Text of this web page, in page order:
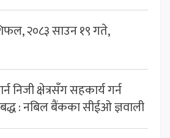
२०८३ साउन १९ गते,
निजी क्षेत्रसँग सहकार्य गर्न
: नबिल बैंकका सीईओ ज्ञवाली